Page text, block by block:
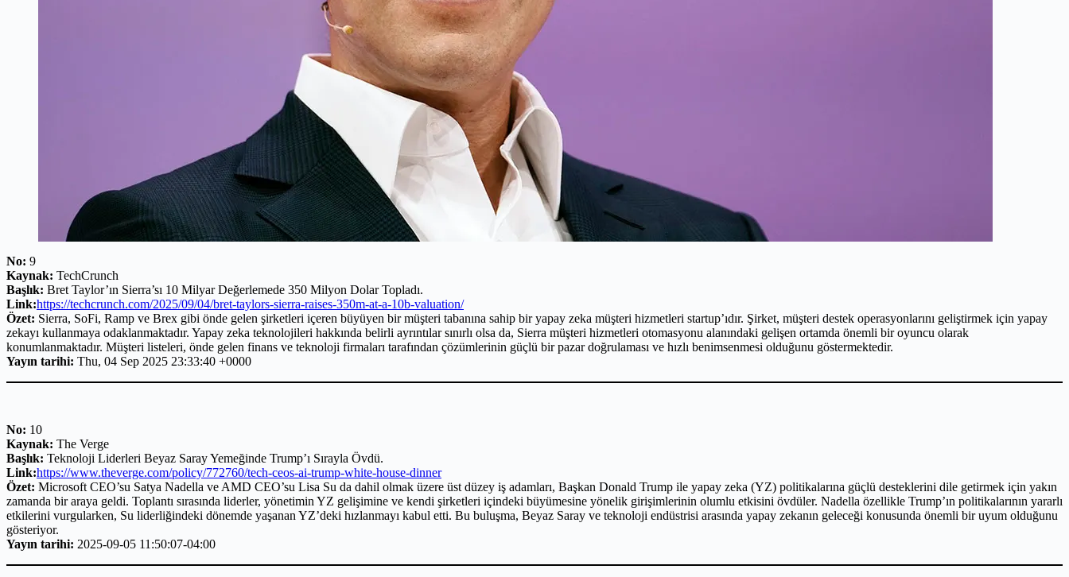
No: 9
Kaynak: TechCrunch
Başlık: Bret Taylor’ın Sierra’sı 10 Milyar Değerlemede 350 Milyon Dolar Topladı.
Link:https://techcrunch.com/2025/09/04/bret-taylors-sierra-raises-350m-at-a-10b-valuation/
Özet: Sierra, SoFi, Ramp ve Brex gibi önde gelen şirketleri içeren büyüyen bir müşteri tabanına sahip bir yapay zeka müşteri hizmetleri startup’ıdır. Şirket, müşteri destek operasyonlarını geliştirmek için yapay
zekayı kullanmaya odaklanmaktadır. Yapay zeka teknolojileri hakkında belirli ayrıntılar sınırlı olsa da, Sierra müşteri hizmetleri otomasyonu alanındaki gelişen ortamda önemli bir oyuncu olarak
konumlanmaktadır. Müşteri listeleri, önde gelen finans ve teknoloji firmaları tarafından çözümlerinin güçlü bir pazar doğrulaması ve hızlı benimsenmesi olduğunu göstermektedir.
Yayın tarihi: Thu, 04 Sep 2025 23:33:40 +0000
No: 10
Kaynak: The Verge
Başlık: Teknoloji Liderleri Beyaz Saray Yemeğinde Trump’ı Sırayla Övdü.
Link:https://www.theverge.com/policy/772760/tech-ceos-ai-trump-white-house-dinner
Özet: Microsoft CEO’su Satya Nadella ve AMD CEO’su Lisa Su da dahil olmak üzere üst düzey iş adamları, Başkan Donald Trump ile yapay zeka (YZ) politikalarına güçlü desteklerini dile getirmek için yakın
zamanda bir araya geldi. Toplantı sırasında liderler, yönetimin YZ gelişimine ve kendi şirketleri içindeki büyümesine yönelik girişimlerinin olumlu etkisini övdüler. Nadella özellikle Trump’ın politikalarının yararlı
etkilerini vurgularken, Su liderliğindeki dönemde yaşanan YZ’deki hızlanmayı kabul etti. Bu buluşma, Beyaz Saray ve teknoloji endüstrisi arasında yapay zekanın geleceği konusunda önemli bir uyum olduğunu
gösteriyor.
Yayın tarihi: 2025-09-05 11:50:07-04:00